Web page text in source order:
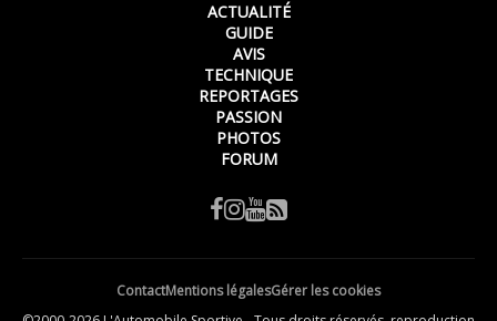
ACTUALITÉ
GUIDE
AVIS
TECHNIQUE
REPORTAGES
PASSION
PHOTOS
FORUM
ContactMentions légalesGérer les cookies